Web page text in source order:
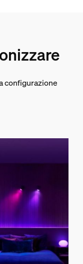
configurazione